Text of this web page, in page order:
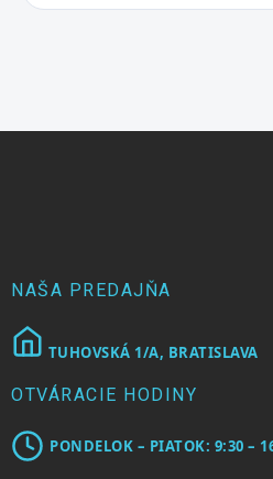
NAŠA PREDAJŇA
TUHOVSKÁ 1/A, BRATISLAVA
OTVÁRACIE HODINY
PONDELOK – PIATOK: 9:30 –